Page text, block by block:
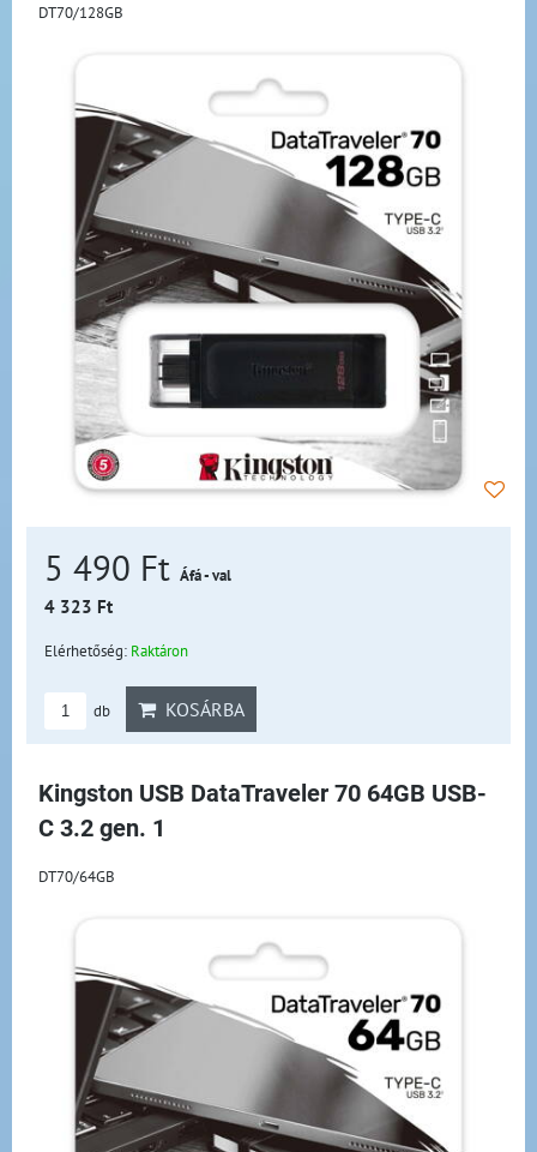
DT70/128GB
5 490 Ft Áfá - val
4 323 Ft
Elérhetőség: Raktáron
db KOSÁRBA
Kingston USB DataTraveler 70 64GB USB-
C 3.2 gen. 1
DT70/64GB